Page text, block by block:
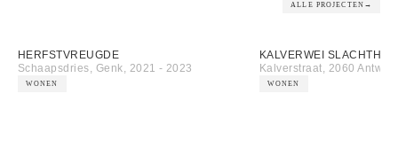
ALLE PROJECTEN →
HERFSTVREUGDE
Schaapsdries, Genk
2021 - 2023
WONEN
KALVERWEI
Kalverstraat, 2060
WONEN